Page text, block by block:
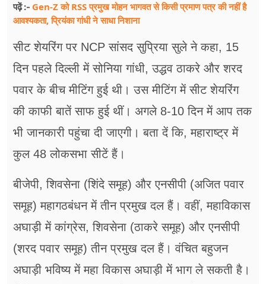
पढ़ें :- Gen-Z को RSS प्रमुख मोहन भागवत से किसी प्रमाण पत्र की नहीं है
आवश्यकता, प्रियंका गांधी ने साधा निशाना
सीट शेयरिंग पर NCP सांसद सुप्रिया सुले ने कहा, 15
दिन पहले दिल्ली में सोनिया गांधी, उद्धव ठाकरे और शरद
पवार के बीच मीटिंग हुई थी। उस मीटिंग में सीट शेयरिंग
की काफी बातें साफ हुई थीं। अगले 8-10 दिन में आप तक
भी जानकारी पहुंचा दी जाएगी। बता दें कि, महाराष्ट्र में
कुल 48 लोकसभा सीटें हैं।
बीजेपी, शिवसेना (शिंदे समूह) और एनसीपी (अजित पवार
समूह) महागठबंधन में तीन प्रमुख दल हैं। वहीं, महाविकास
अघाड़ी में कांग्रेस, शिवसेना (ठाकरे समूह) और एनसीपी
(शरद पवार समूह) तीन प्रमुख दल हैं। वंचित बहुजन
अघाड़ी भविष्य में महा विकास अघाड़ी में भाग ले सकती है।